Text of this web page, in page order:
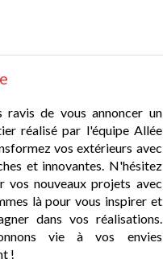
ravis de vous annoncer un
réalisé par l'équipe Allée
vos extérieurs avec
et innovantes. N'hésitez
vos nouveaux projets avec
là pour vous inspirer et
dans vos réalisations.
vie à vos envies
!